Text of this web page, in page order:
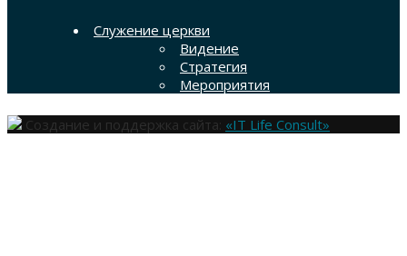
Служение церкви
Видение
Стратегия
Мероприятия
Создание и поддержка сайта: «IT Life Consult»